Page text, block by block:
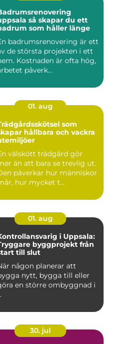
så skapar du ett
som håller länge
badrumsrenovering är ett
de största projekten i ett
Kostnaden är ofta hög,
påverk...
01. aug
som
hållbara och vackra
välskött trädgård gör
än att bara se trevlig ut.
påverkar hur människor
hur mycket t...
01. aug
i Uppsala:
byggprojekt från
till slut
någon planerar att
nytt, bygga till eller
en större ombyggnad i
30. jul